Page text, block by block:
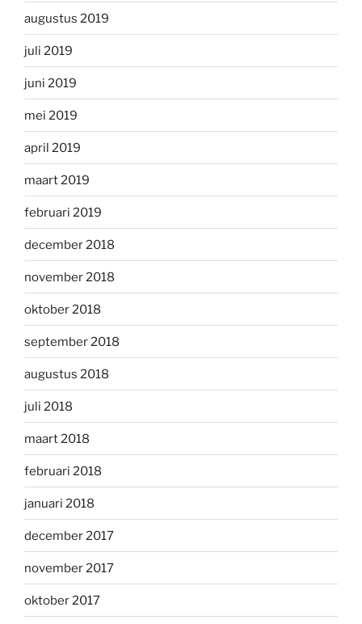
augustus 2019
juli 2019
juni 2019
mei 2019
april 2019
maart 2019
februari 2019
december 2018
november 2018
oktober 2018
september 2018
augustus 2018
juli 2018
maart 2018
februari 2018
januari 2018
december 2017
november 2017
oktober 2017